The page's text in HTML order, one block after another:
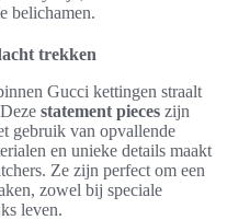
belichamen.
trekken
Gucci kettingen straalt
statement pieces zijn
gebruik van opvallende
en unieke details maakt
Ze zijn perfect om een
zowel bij speciale
leven.